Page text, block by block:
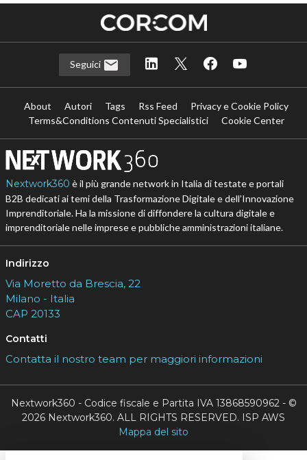
Seguici
About Autori Tags Rss Feed
Privacy e Cookie Policy
Terms&Conditions Contenuti Specialistici
Cookie Center
Nextwork360 è il più grande network in Italia di testate e portali
B2B dedicati ai temi della Trasformazione Digitale e dell’Innovazione
Imprenditoriale. Ha la missione di diffondere la cultura digitale e
imprenditoriale nelle imprese e pubbliche amministrazioni italiane.
Indirizzo
Via Moretto da Brescia, 22
Milano - Italia
CAP 20133
Contatti
Contatta il nostro team per maggiori informazioni
Nextwork360 - Codice fiscale e Partita IVA 13868590962 - ©
2026 Nextwork360. ALL RIGHTS RESERVED. ISP AWS
Mappa del sito